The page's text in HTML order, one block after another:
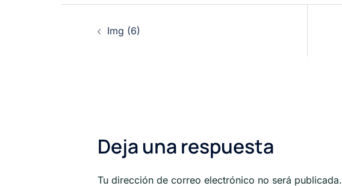
Navegación
Img (6)
Deja una respuesta
Tu dirección de correo electrónico no será publicada.